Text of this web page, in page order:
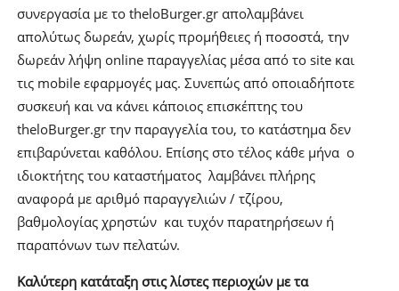
συνεργασία με το theloBurger.gr απολαμβάνει
απολύτως δωρεάν, χωρίς προμήθειες ή ποσοστά, την
δωρεάν λήψη online παραγγελίας μέσα από το site και
τις mobile εφαρμογές μας. Συνεπώς από οποιαδήποτε
συσκευή και να κάνει κάποιος επισκέπτης του
theloBurger.gr την παραγγελία του, το κατάστημα δεν
επιβαρύνεται καθόλου. Επίσης στο τέλος κάθε μήνα ο
ιδιοκτήτης του καταστήματος λαμβάνει πλήρης
αναφορά με αριθμό παραγγελιών / τζίρου,
βαθμολογίας χρηστών και τυχόν παρατηρήσεων ή
παραπόνων των πελατών.
Καλύτερη κατάταξη στις λίστες περιοχών με τα